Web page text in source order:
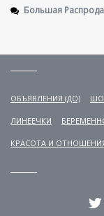
Большая
ОБЪЯВЛЕНИЯ (ДО)
ЛИНЕЕЧКИ
КРАСОТА И